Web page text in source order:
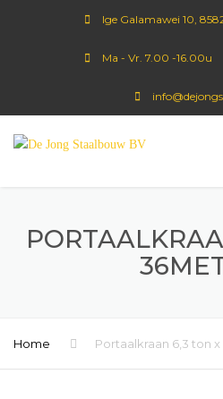
Ige Galamawei 10,
Ma - Vr. 7.00 -16.00u
Home Portaalkraan 6,3 ton